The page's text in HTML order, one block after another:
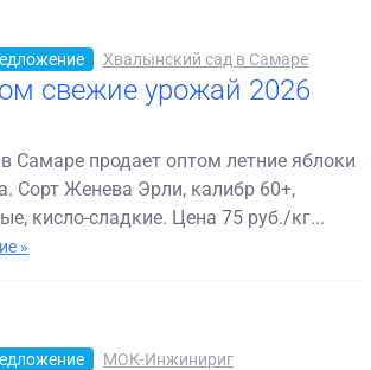
Хвалынский сад в Самаре
свежие урожай 2026
Самаре продает оптом летние яблоки
Сорт Женева Эрли, калибр 60+,
кисло-сладкие. Цена 75 руб./кг...
»
МОК-Инжинириг